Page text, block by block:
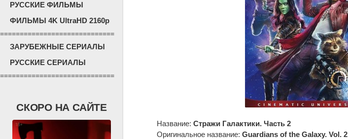
РУССКИЕ ФИЛЬМЫ
ФИЛЬМЫ 4K UltraHD 2160p
=============================
ЗАРУБЕЖНЫЕ СЕРИАЛЫ
РУССКИЕ СЕРИАЛЫ
=============================
СКОРО НА САЙТЕ
Название: Стражи Галактики. Часть 2
Оригинальное название: Guardians of the Galaxy. Vol. 2